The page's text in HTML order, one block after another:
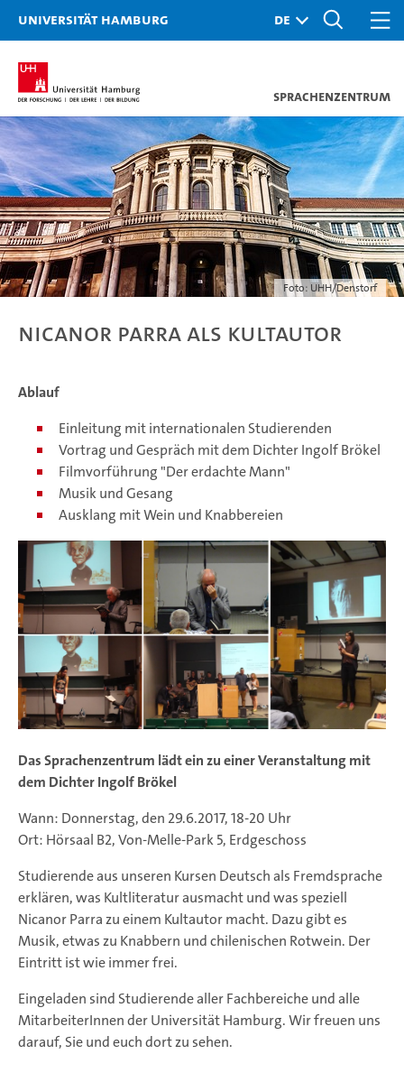
Universität Hamburg
Sprachenzentrum
Foto: UHH/Denstorf
Nicanor Parra als Kultautor
Ablauf
Einleitung mit internationalen Studierenden
Vortrag und Gespräch mit dem Dichter Ingolf Brökel
Filmvorführung "Der erdachte Mann"
Musik und Gesang
Ausklang mit Wein und Knabbereien
Das Sprachenzentrum lädt ein zu einer Veranstaltung mit
dem Dichter Ingolf Brökel
Wann: Donnerstag, den 29.6.2017, 18-20 Uhr
Ort: Hörsaal B2, Von-Melle-Park 5, Erdgeschoss
Studierende aus unseren Kursen Deutsch als Fremdsprache
erklären, was Kultliteratur ausmacht und was speziell
Nicanor Parra zu einem Kultautor macht. Dazu gibt es
Musik, etwas zu Knabbern und chilenischen Rotwein. Der
Eintritt ist wie immer frei.
Eingeladen sind Studierende aller Fachbereiche und alle
MitarbeiterInnen der Universität Hamburg. Wir freuen uns
darauf, Sie und euch dort zu sehen.